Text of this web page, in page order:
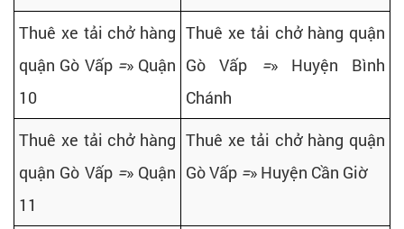
Thuê xe tải chở hàng
quận Gò Vấp =» Quận
10
Thuê xe tải chở hàng quận
Gò Vấp
=» Huyện Bình
Chánh
Thuê xe tải chở hàng
quận Gò Vấp =» Quận
11
Thuê xe tải chở hàng quận
Gò Vấp =» Huyện Cần Giờ